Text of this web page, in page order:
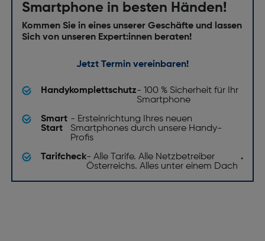
Smartphone in besten Händen!
Kommen Sie in eines unserer Geschäfte und lassen
Sich von unseren Expert:innen beraten!
Jetzt Termin vereinbaren!
Handykomplettschutz- 100 % Sicherheit für Ihr
Smartphone
Smart
Start
- Ersteinrichtung Ihres neuen
Smartphones durch unsere Handy-
Profis
Tarifcheck- Alle Tarife. Alle Netzbetreiber
Österreichs. Alles unter einem Dach
.